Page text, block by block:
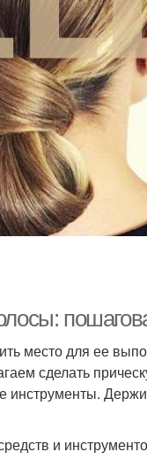
место для ее
сделать
и